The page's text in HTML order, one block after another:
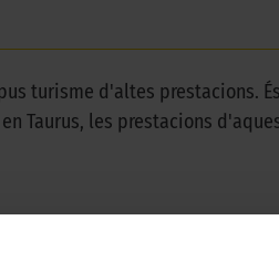
turisme d'altes prestacions.
Taurus, les prestacions